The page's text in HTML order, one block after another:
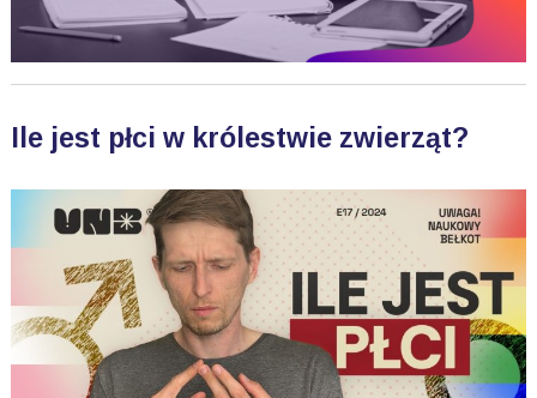
Ile jest płci w królestwie zwierząt?